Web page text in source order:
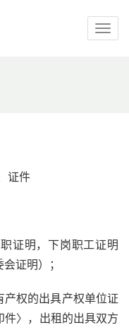
证件
证明，下岗职工证明
证明）；
权的出具产权单位证
件〉，出租的出具双方